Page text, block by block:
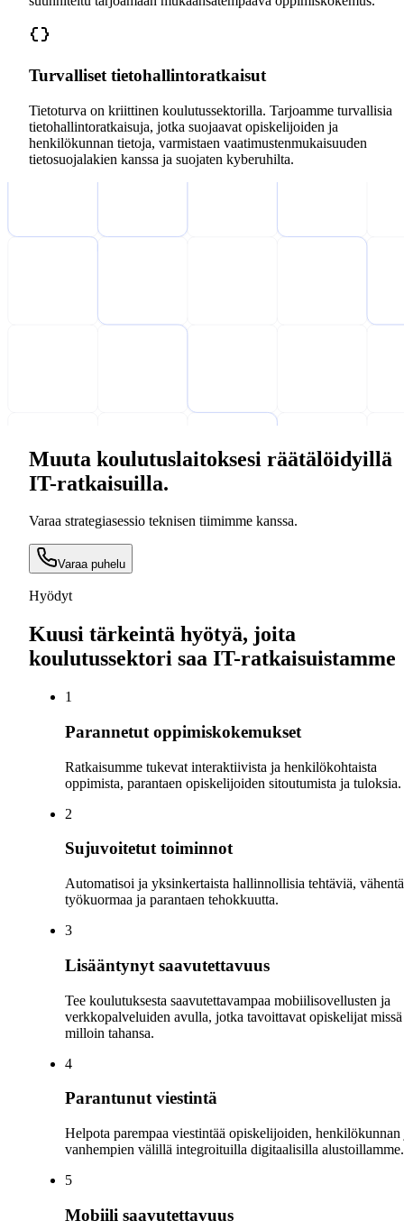
Turvalliset tietohallintoratkaisut
Tietoturva on kriittinen koulutussektorilla. Tarjoamme turvallisia
tietohallintoratkaisuja, jotka suojaavat opiskelijoiden ja
henkilökunnan tietoja, varmistaen vaatimustenmukaisuuden
tietosuojalakien kanssa ja suojaten kyberuhilta.
Muuta koulutuslaitoksesi räätälöidyillä
IT-ratkaisuilla.
Varaa strategiasessio teknisen tiimimme kanssa.
Varaa puhelu
Hyödyt
Kuusi tärkeintä hyötyä, joita
koulutussektori saa IT-ratkaisuistamme
1
Parannetut oppimiskokemukset
Ratkaisumme tukevat interaktiivista ja henkilökohtaista
oppimista, parantaen opiskelijoiden sitoutumista ja tuloksia.
2
Sujuvoitetut toiminnot
Automatisoi ja yksinkertaista hallinnollisia tehtäviä,
työkuormaa ja parantaen tehokkuutta.
3
Lisääntynyt saavutettavuus
Tee koulutuksesta saavutettavampaa mobiilisovellusten ja
verkkopalveluiden avulla, jotka tavoittavat opiskelijat
milloin tahansa.
4
Parantunut viestintä
Helpota parempaa viestintää opiskelijoiden, henkilökunnan
vanhempien välillä integroituilla digitaalisilla alustoillamme.
5
Mobiili saavutettavuus